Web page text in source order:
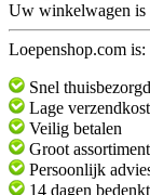
Uw winkelwagen is
Loepenshop.com is:
Snel thuisbezorgd
Lage
Veilig betalen
Groot assortiment
Persoonlijk
14 dagen